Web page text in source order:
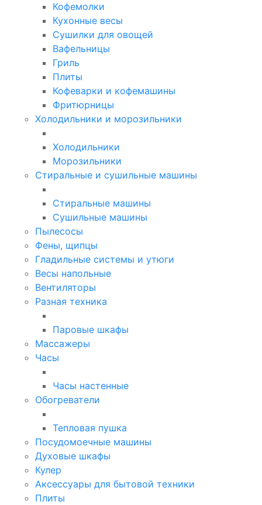
Кофемолки
Кухонные весы
Сушилки для овощей
Вафельницы
Гриль
Плиты
Кофеварки и кофемашины
Фритюрницы
Холодильники и морозильники
Холодильники
Морозильники
Стиральные и сушильные машины
Стиральные машины
Сушильные машины
Пылесосы
Фены, щипцы
Гладильные системы и утюги
Весы напольные
Вентиляторы
Разная техника
Паровые шкафы
Массажеры
Часы
Часы настенные
Обогреватели
Тепловая пушка
Посудомоечные машины
Духовые шкафы
Кулер
Аксессуары для бытовой техники
Плиты